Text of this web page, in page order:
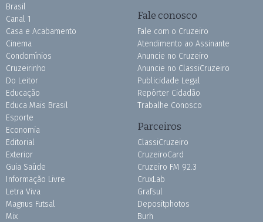
Brasil
Canal 1
Casa e Acabamento
Cinema
Condomínios
Cruzeirinho
Do Leitor
Educação
Educa Mais Brasil
Esporte
Economia
Editorial
Exterior
Guia Saúde
Informação Livre
Letra Viva
Magnus Futsal
Mix
Fale conosco
Fale com o Cruzeiro
Atendimento ao Assinante
Anuncie no Cruzeiro
Anuncie no ClassiCruzeiro
Publicidade Legal
Repórter Cidadão
Trabalhe Conosco
Parceiros
ClassiCruzeiro
CruzeiroCard
Cruzeiro FM 92.3
CruxLab
Grafsul
Depositphotos
Burh